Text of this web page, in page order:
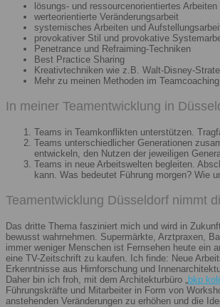
lösungs- und ressourcenorientiertes Arbeiten
werteorientierte Veränderungsarbeit
systemisches Arbeiten und
provokativer Stil und provokative
Penetrance und Refraiming-Techniken
Best Practice Sharing
Kreativtechniken wie z.B. Walt-Disney-
Mehr zu meinen Methoden im
In meiner Teamentwicklung in
Teams in Teamkonflikten unterstützen.
Teams unterschiedlicher Generationen
entwickeln, den Nutzen der jeweiligen
Teams in neue Arbeitswelten begleiten.
kann. Was bedeutet Führung morgen? Wie
Teamentwicklung Düsseldorf nimmt
Das dritte Thema fasziniert mich und wird in
bewusst wahrnehmen. Supermärkte, Arztpraxen,
immer weniger Menschen ist Fernsehen heute ein
eine TV-Zeitschrift zu kaufen. Ich finde: Neue
Erkenntnisse aus Hirnforschung und
Daher bin ich froh, mit dem Architekturbüro „bkp
Führungskräfte und Mitarbeiter in Form von
anstehenden Veränderungen zu erhöhen und die